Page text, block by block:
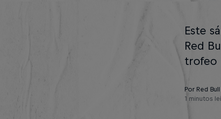
Este
Red
trofeo
Por Red
1 minutos